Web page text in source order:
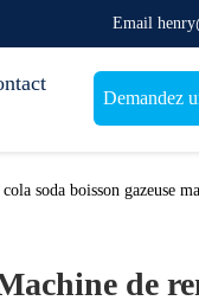
Email
Demandez
soda boisson gazeuse
de